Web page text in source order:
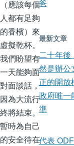
（應該每個
人都有足夠
的香檳）來
虛擬乾杯。
我們盼望有
一天能夠面
對面談話，
因為大流行
終將結束。
暫時為自己
的安全待在
爸
最新文章
二十年後
然是辦公
正的開放
政府唯一
準
代表